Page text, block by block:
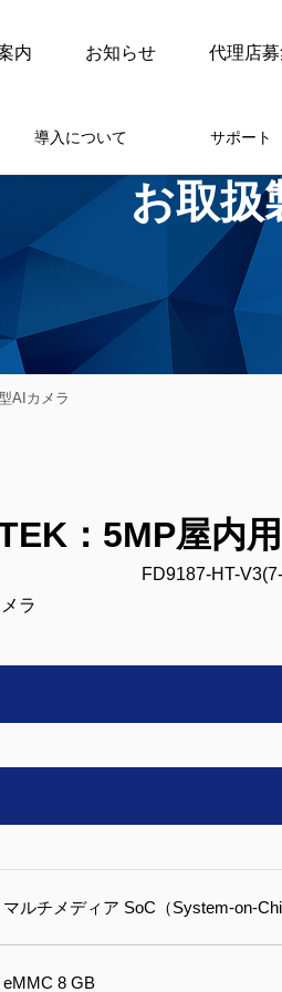
内 お知らせ 代理店
導入について サポート
お取扱
AIカメラ
：5MP屋内
FD9187-HT-
マルチメディア SoC（System-on-
eMMC 8 GB